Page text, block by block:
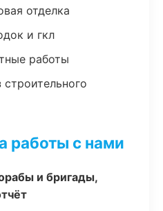
отделка
и гкл
работы
работы с нами
и бригады,